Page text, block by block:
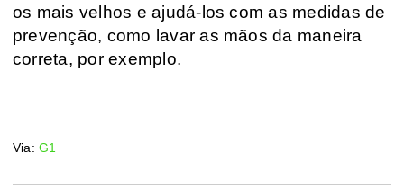
os mais velhos e ajudá-los com as medidas de
prevenção, como lavar as mãos da maneira
correta, por exemplo.
Via:G1